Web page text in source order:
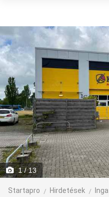
1/ 13
Startapro Hirdetések